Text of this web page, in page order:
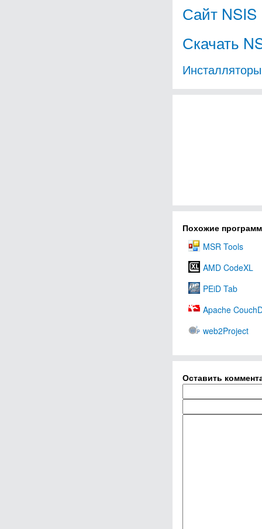
Сайт NSIS
Скачать
Инсталляторы
Похожие
MSR Tools
AMD CodeXL
PEiD Tab
Apache
web2Project
Оставить